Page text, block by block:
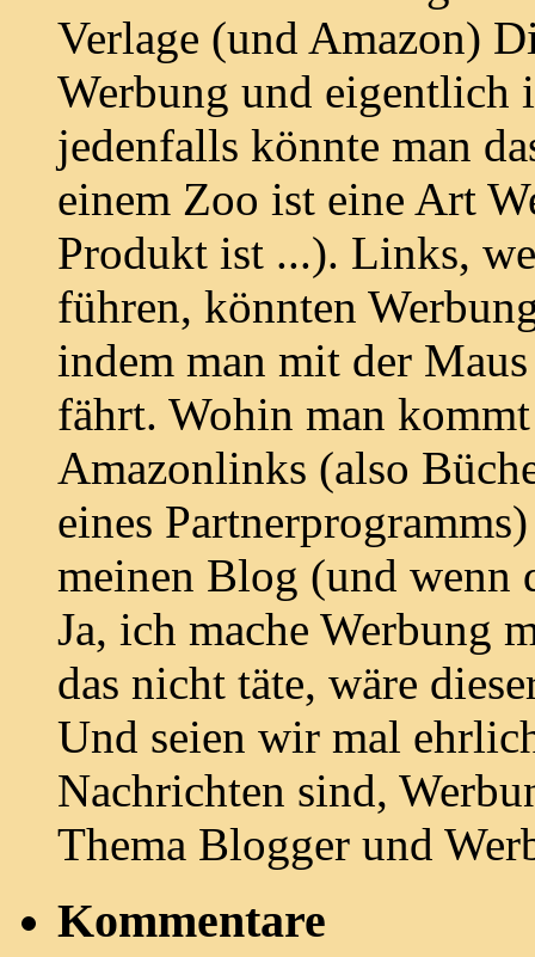
Verlage (und Amazon)
Werbung und eigentlich
jedenfalls könnte man
einem Zoo ist eine Art
Produkt ist ...). Links,
führen, könnten
indem man mit der
fährt. Wohin man
Amazonlinks (also
eines
meinen Blog (und wenn
Ja, ich mache Werbung
das nicht täte, wäre
Und seien wir mal
Nachrichten sind,
Thema Blogger und
Kommentare